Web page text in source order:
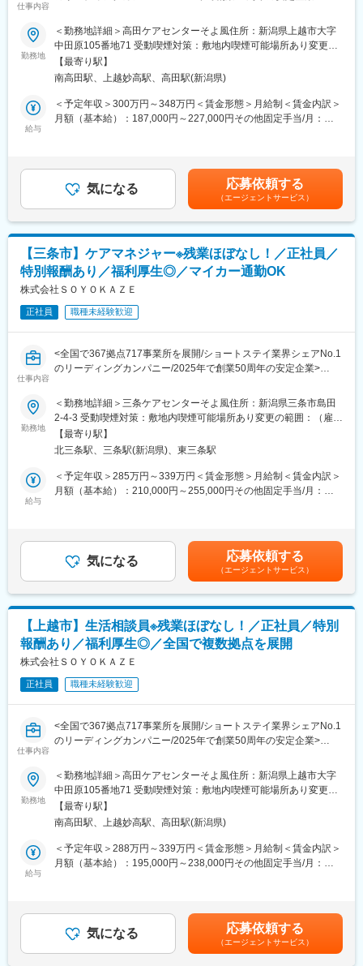
せて頂いています。2002年に会社を設立し、東京・埼玉・千葉・
主に介護付有料老人ホームを中心に事業展開を図っています。
■介護業界について：
昨今人口減少が進んでいる中、介護業界は数少ない成長産業とな
で、それに合わせて介護需要も拡大されることが期待されていま
す。また、介護業界は、介護保険制度という国の制度の中で運営
仕事内容
■業務内容：
高齢者向け介護施設での管理業務です。スタッフのシフト調整や
育成を行いながら、身体介助、レクリエーションの実施、書類作
成など幅広く担当。お客様が安心して過ごせる環境づくりを支え
ます。PC業務あり。送迎の有無は施設により異なります。
■特別報酬について：
ンを高められる制度です。努力が収入アップに直結する環境で、
自分の可能性を広げてみませんか。
ベートの時間もしっかり確保しながら働ける環境が整っていま
す。平日の取得もしやすく趣味や家族との時間、旅行など自分の
ための時間を大切にできます。心身ともにリフレッシュすること
で、より良いサービス提供にもつながる好循環を生み出します。
■働く環境：
お客様はもちろん、一緒に働く仲間同士の信頼関係も大切にして
いる職場です。困った時は自然と助け合い、喜びはみんなで共
有。人を思いやる文化が根付いており、「この仲間と働けて良か
った」と思える環境です。人間関係が良く、長く働きたくなる職
■当社の魅力：
株式会社SOYOKAZEは全国で367拠点をネットワークしショート
ステイの床数は圧倒的！業界NO.1。居宅系介護サービスを中心に
会社よりもさまざまな人たちが集まる組織。異なる能力を持った
スタッフそれぞれが、協力し合って働いています！
勤務地
＜勤務地詳細＞高田ケアセンターそよ風住所：新潟県上越市大字
中田原105番地71 受動喫煙対策：敷地内喫煙可能場所あり変更の
範囲：（雇入れ直後）募集施設 （変更の範囲）近隣都道府県の施
設
【最寄り駅】
南高田駅、上越妙高駅、高田駅(新潟県)
給与
＜予定年収＞300万円～348万円＜賃金形態＞月給制＜賃金内訳＞
月額（基本給）：187,000円～227,000円その他固定手当/月：
実績▼下記別途支給夜勤手当：6,000円/回※夜勤を行った場合支給
通勤手当年末年始手当：380円/時※12/30 0時～1/3 24時賃金はあ
くまでも目安の金額であり、選考を通じて上下する可能性があり
ます。月給(月額)は固定手当を含めた表記です。
気になる 応募依頼する
（エージェントサービス）
【三条市】ケアマネジャー※残業ほぼなし！／正社員／
特別報酬あり／福利厚生◎／マイカー通勤OK
株式会社ＳＯＹＯＫＡＺＥ
正社員 職種未経験歓迎
仕事内容
<全国で367拠点717事業所を展開/ショートステイ業界シェアNo.1
のリーディングカンパニー/2025年で創業50周年の安定企業>
■業務内容：
居宅介護支援事業所にて、介護が必要な高齢者の方に最適なサー
ビスを提案する仕事です。お客様やご家族から話を聞き、介護サ
ービス計画（ケアプラン）を作成します。定期的に状況を確認
し、必要に応じてプランの見直しを行います。介護事業所や医療
機関との連絡調整などチームで支える姿勢が大切な仕事です。
に見える評価」でやりがいを感じながら、仕事へのモチベーショ
ンを高められる制度です。努力が収入アップに直結する環境で、
入社後の研修はもちろん、長期的な育成を見据え、基礎から応用
まで段階的に学べる環境です。基礎から応用まで、自分のペース
で無理なくスキルを習得可能。最新の介護知識や技術を身につけ
ながら、着実にスキルアップできる仕組みが整っているので、成
長意欲のある方にぴったりです。
■施設見学OK!：
実際の職場の雰囲気を知ってから働けるので安心！ご希望の方に
は、入社前に施設見学を実施しています。どんなスタッフがいる
のか、どんな環境なのかを自分の目で確認できるため、不安なく
ぜひお気軽にお申し付けください。
■当社の魅力：
株式会社SOYOKAZEは全国で367拠点をネットワークしショート
全国に拡大展開中です。キャリアも経験も人生観も含めて、他の
会社よりもさまざまな人たちが集まる組織。異なる能力を持った
勤務地
＜勤務地詳細＞三条ケアセンターそよ風住所：新潟県三条市島田
2-4-3 受動喫煙対策：敷地内喫煙可能場所あり変更の範囲：（雇入
れ直後）募集施設 （変更の範囲）近隣都道府県の施設
【最寄り駅】
北三条駅、三条駅(新潟県)、東三条駅
給与
＜予定年収＞285万円～339万円＜賃金形態＞月給制＜賃金内訳＞
月額（基本給）：210,000円～255,000円その他固定手当/月：
平均24.7万円（最高額75万円）※2025年6月支給実績▼下記別途支
給通勤手当年末年始手当：380円/時※12/30 0時～1/3 24時賃金は
あくまでも目安の金額であり、選考を通じて上下する可能性があ
ります。月給(月額)は固定手当を含めた表記です。
気になる 応募依頼する
（エージェントサービス）
【上越市】生活相談員※残業ほぼなし！／正社員／特別
報酬あり／福利厚生◎／全国で複数拠点を展開
株式会社ＳＯＹＯＫＡＺＥ
正社員 職種未経験歓迎
仕事内容
<全国で367拠点717事業所を展開/ショートステイ業界シェアNo.1
のリーディングカンパニー/2025年で創業50周年の安定企業>
■業務内容：
高齢者向け介護施設で、お客様やご家族の相談に寄り添いなが
ら、自立した生活を支えるお仕事です。ケアプランの作成・契約
対応・利用調整などの相談業務に加え、地域や医療機関との連
携、広報活動も担当。介護現場のサポートにも関わりながら、信
頼関係を築き、安心できる暮らしを支えていきます。
で無理なくスキルを習得可能。最新の介護知識や技術を身につけ
ながら、着実にスキルアップできる仕組みが整っているので、成
勤務地
＜勤務地詳細＞高田ケアセンターそよ風住所：新潟県上越市大字
中田原105番地71 受動喫煙対策：敷地内喫煙可能場所あり変更の
範囲：（雇入れ直後）募集施設 （変更の範囲）近隣都道府県の施
設
【最寄り駅】
南高田駅、上越妙高駅、高田駅(新潟県)
給与
＜予定年収＞288万円～339万円＜賃金形態＞月給制＜賃金内訳＞
月額（基本給）：195,000円～238,000円その他固定手当/月：
実績▼下記別途支給夜勤手当：6,000円/回※夜勤を行った場合支給
通勤手当年末年始手当：380円/時※12/30 0時～1/3 24時賃金はあ
くまでも目安の金額であり、選考を通じて上下する可能性があり
気になる 応募依頼する
（エージェントサービス）